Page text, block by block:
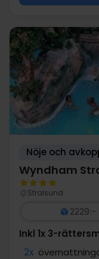
Nöje och
Wyndham
Stralsund
2229:-
Inkl 1x 3-
2x